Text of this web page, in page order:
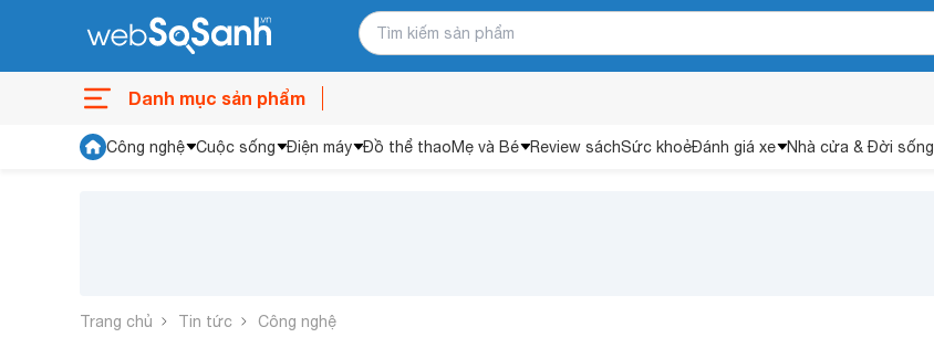
Danh mục sản phẩm
Công nghệ Cuộc sống Điện máy Đồ thể thaoMẹ và Bé Review sáchSức khoẻĐánh giá xe Nhà cửa & Đời sống
Trang chủ Tin tức Công nghệ